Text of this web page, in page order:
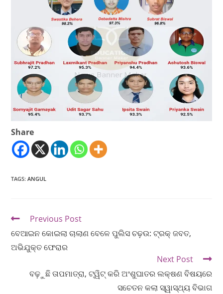
Share
TAGS:ANGUL
Previous Post
ବେଆଇନ କୋଇଲା ଚାଲାଣ ବେଳେ ପୁଲିସ ଚଢ଼ଉ: ଟ୍ରକ୍ ଜବତ,
ଅଭିଯୁକ୍ତ ଫେରାର
Next Post
ବଢ଼ୁଛି ତାପମାତ୍ରା, ଟ୍ୱିଟ୍ କରି ଅଂଶୁଘାତର ଲକ୍ଷଣ ବିଷୟରେ
ସଚେତନ କଲା ସ୍ୱାସ୍ଥ୍ୟ ବିଭାଗ